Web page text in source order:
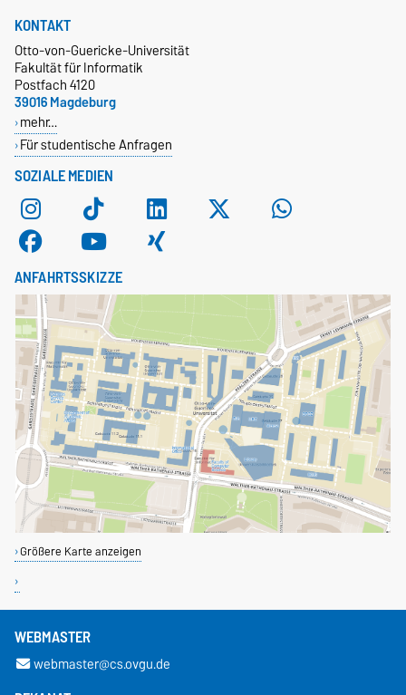
SOZIALE MEDIEN
KONTAKT
Otto-von-Guericke-Universität
Fakultät für Informatik
Postfach 4120
39016 Magdeburg
mehr…
Für studentische Anfragen
ANFAHRTSSKIZZE
Größere Karte anzeigen
WEBMASTER
webmaster@cs.ovgu.de